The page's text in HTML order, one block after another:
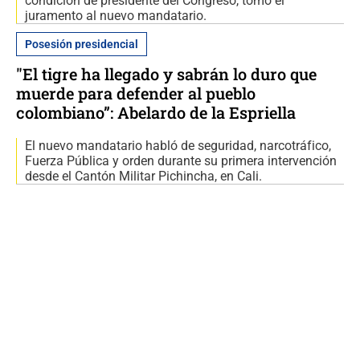
juramento al nuevo mandatario.
Posesión presidencial
"El tigre ha llegado y sabrán lo duro que
muerde para defender al pueblo
colombiano”: Abelardo de la Espriella
El nuevo mandatario habló de seguridad, narcotráfico,
Fuerza Pública y orden durante su primera intervención
desde el Cantón Militar Pichincha, en Cali.